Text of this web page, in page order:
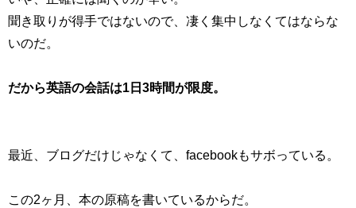
聞き取りが得手ではないので、凄く集中しなくてはならな
いのだ。
だから英語の会話は1日3時間が限度。
最近、 ブログだけじゃなくて、facebookもサボっている。
この2ヶ月、本の原稿を書いているからだ。